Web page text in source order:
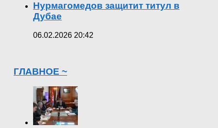
Нурмагомедов защитит титул в
Дубае
06.02.2026 20:42
ГЛАВНОЕ ~